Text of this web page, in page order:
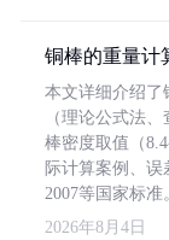
铜棒的重量计
本文详细介绍了
（理论公式法
棒密度取值（
际计算案例、误
2007等国家标准
2026年8月4日